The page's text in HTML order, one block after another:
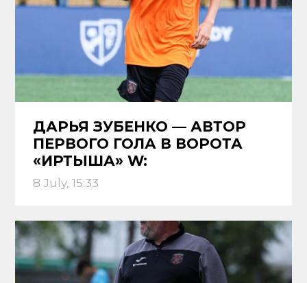
ДАРЬЯ ЗУБЕНКО — АВТОР
ПЕРВОГО ГОЛА В ВОРОТА
«ИРТЫША» W:
8 July, 15:33